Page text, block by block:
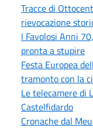
Tracce di
rievocazione
I Favolosi Anni
pronta a stupire
Festa Europea
tramonto con la
Le telecamere di
Castelfidardo
Cronache dal